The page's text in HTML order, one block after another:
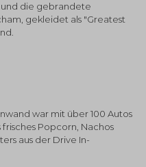
die gebrandete
gekleidet als "Greatest
war mit über 100 Autos
Popcorn, Nachos
aus der Drive In-